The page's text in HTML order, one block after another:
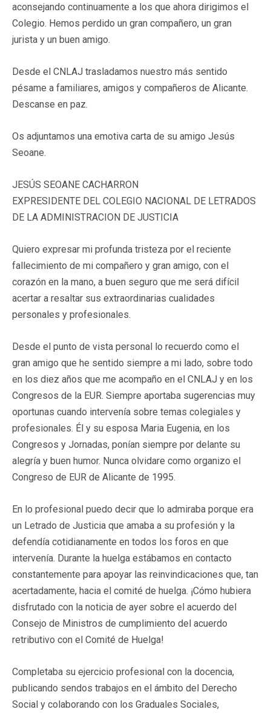
aconsejando continuamente a los que ahora dirigimos el
Colegio. Hemos perdido un gran compañero, un gran
jurista y un buen amigo.
Desde el CNLAJ trasladamos nuestro más sentido
pésame a familiares, amigos y compañeros de Alicante.
Descanse en paz.
Os adjuntamos una emotiva carta de su amigo Jesús
Seoane.
JESÚS SEOANE CACHARRON
EXPRESIDENTE DEL COLEGIO NACIONAL DE LETRADOS
DE LA ADMINISTRACION DE JUSTICIA
Quiero expresar mi profunda tristeza por el reciente
fallecimiento de mi compañero y gran amigo, con el
corazón en la mano, a buen seguro que me será difícil
acertar a resaltar sus extraordinarias cualidades
personales y profesionales.
Desde el punto de vista personal lo recuerdo como el
gran amigo que he sentido siempre a mi lado, sobre todo
en los diez años que me acompaño en el CNLAJ y en los
Congresos de la EUR. Siempre aportaba sugerencias muy
oportunas cuando intervenía sobre temas colegiales y
profesionales. Él y su esposa Maria Eugenia, en los
Congresos y Jornadas, ponían siempre por delante su
alegría y buen humor. Nunca olvidare como organizo el
Congreso de EUR de Alicante de 1995.
En lo profesional puedo decir que lo admiraba porque era
un Letrado de Justicia que amaba a su profesión y la
defendía cotidianamente en todos los foros en que
intervenía. Durante la huelga estábamos en contacto
constantemente para apoyar las reinvindicaciones que, tan
acertadamente, hacia el comité de huelga. ¡Cómo hubiera
disfrutado con la noticia de ayer sobre el acuerdo del
Consejo de Ministros de cumplimiento del acuerdo
retributivo con el Comité de Huelga!
Completaba su ejercicio profesional con la docencia,
publicando sendos trabajos en el ámbito del Derecho
Social y colaborando con los Graduales Sociales,